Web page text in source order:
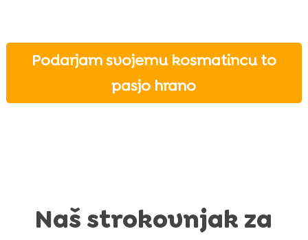
Podarjam svojemu kosmatincu to
pasjo hrano
Naš strokovnjak za